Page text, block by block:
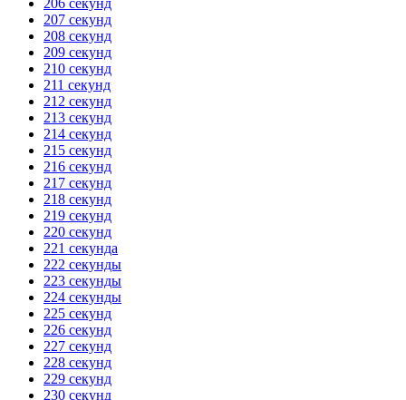
206 секунд
207 секунд
208 секунд
209 секунд
210 секунд
211 секунд
212 секунд
213 секунд
214 секунд
215 секунд
216 секунд
217 секунд
218 секунд
219 секунд
220 секунд
221 секунда
222 секунды
223 секунды
224 секунды
225 секунд
226 секунд
227 секунд
228 секунд
229 секунд
230 секунд